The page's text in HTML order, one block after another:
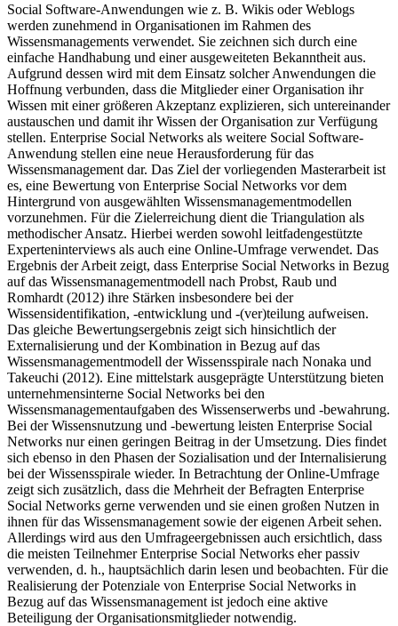
Social Software-Anwendungen wie z. B. Wikis oder Weblogs
werden zunehmend in Organisationen im Rahmen des
Wissensmanagements verwendet. Sie zeichnen sich durch eine
einfache Handhabung und einer ausgeweiteten Bekanntheit aus.
Aufgrund dessen wird mit dem Einsatz solcher Anwendungen die
Hoffnung verbunden, dass die Mitglieder einer Organisation ihr
Wissen mit einer größeren Akzeptanz explizieren, sich untereinander
austauschen und damit ihr Wissen der Organisation zur Verfügung
stellen. Enterprise Social Networks als weitere Social Software-
Anwendung stellen eine neue Herausforderung für das
Wissensmanagement dar. Das Ziel der vorliegenden Masterarbeit ist
es, eine Bewertung von Enterprise Social Networks vor dem
Hintergrund von ausgewählten Wissensmanagementmodellen
vorzunehmen. Für die Zielerreichung dient die Triangulation als
methodischer Ansatz. Hierbei werden sowohl leitfadengestützte
Experteninterviews als auch eine Online-Umfrage verwendet. Das
Ergebnis der Arbeit zeigt, dass Enterprise Social Networks in Bezug
auf das Wissensmanagementmodell nach Probst, Raub und
Romhardt (2012) ihre Stärken insbesondere bei der
Wissensidentifikation, -entwicklung und -(ver)teilung aufweisen.
Das gleiche Bewertungsergebnis zeigt sich hinsichtlich der
Externalisierung und der Kombination in Bezug auf das
Wissensmanagementmodell der Wissensspirale nach Nonaka und
Takeuchi (2012). Eine mittelstark ausgeprägte Unterstützung bieten
unternehmensinterne Social Networks bei den
Wissensmanagementaufgaben des Wissenserwerbs und -bewahrung.
Bei der Wissensnutzung und -bewertung leisten Enterprise Social
Networks nur einen geringen Beitrag in der Umsetzung. Dies findet
sich ebenso in den Phasen der Sozialisation und der Internalisierung
bei der Wissensspirale wieder. In Betrachtung der Online-Umfrage
zeigt sich zusätzlich, dass die Mehrheit der Befragten Enterprise
Social Networks gerne verwenden und sie einen großen Nutzen in
ihnen für das Wissensmanagement sowie der eigenen Arbeit sehen.
Allerdings wird aus den Umfrageergebnissen auch ersichtlich, dass
die meisten Teilnehmer Enterprise Social Networks eher passiv
verwenden, d. h., hauptsächlich darin lesen und beobachten. Für die
Realisierung der Potenziale von Enterprise Social Networks in
Bezug auf das Wissensmanagement ist jedoch eine aktive
Beteiligung der Organisationsmitglieder notwendig.